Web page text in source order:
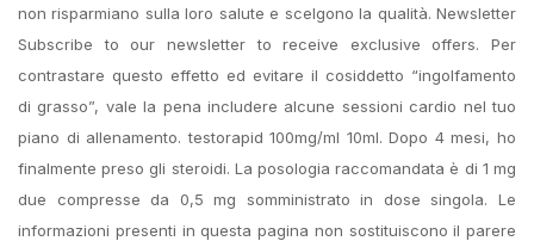
non risparmiano sulla loro salute e scelgono la qualità. Newsletter
Subscribe to our newsletter to receive exclusive offers. Per
contrastare questo effetto ed evitare il cosiddetto “ingolfamento
di grasso”, vale la pena includere alcune sessioni cardio nel tuo
piano di allenamento. testorapid 100mg/ml 10ml. Dopo 4 mesi, ho
finalmente preso gli steroidi. La posologia raccomandata è di 1 mg
due compresse da 0,5 mg somministrato in dose singola. Le
informazioni presenti in questa pagina non sostituiscono il parere